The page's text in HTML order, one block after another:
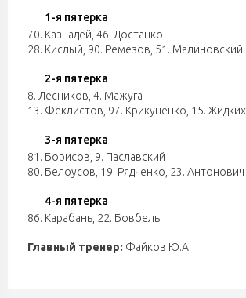
1-я пятерка
70. Казнадей 46. Достанко
28. Кислый 90. Ремезов 51. Малиновский
2-я пятерка
8. Лесников 4. Мажуга
13. Феклистов 97. Крикуненко 15. Жидких
3-я пятерка
81. Борисов 9. Паславский
80. Белоусов 19. Рядченко 23. Антонович
4-я пятерка
86. Карабань 22. Бовбель
Главный тренер: Файков Ю.А.